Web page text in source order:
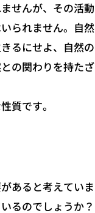
せんが、その活動
られません。自然
るにせよ、自然の
の関わりを持たざ
質です。
あると考えていま
るのでしょうか？